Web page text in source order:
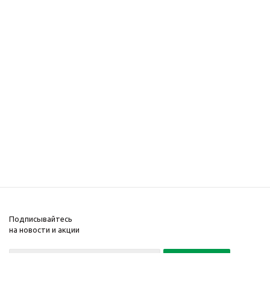
Подписывайтесь
на новости и акции